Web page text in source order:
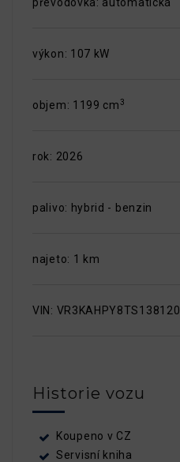
výkon: 107 kW
objem: 1199 cm3
rok: 2026
palivo: hybrid - benzin
najeto: 1 km
VIN: VR3KAHPY8TS138120
Historie vozu
Koupeno v CZ
Servisní kniha